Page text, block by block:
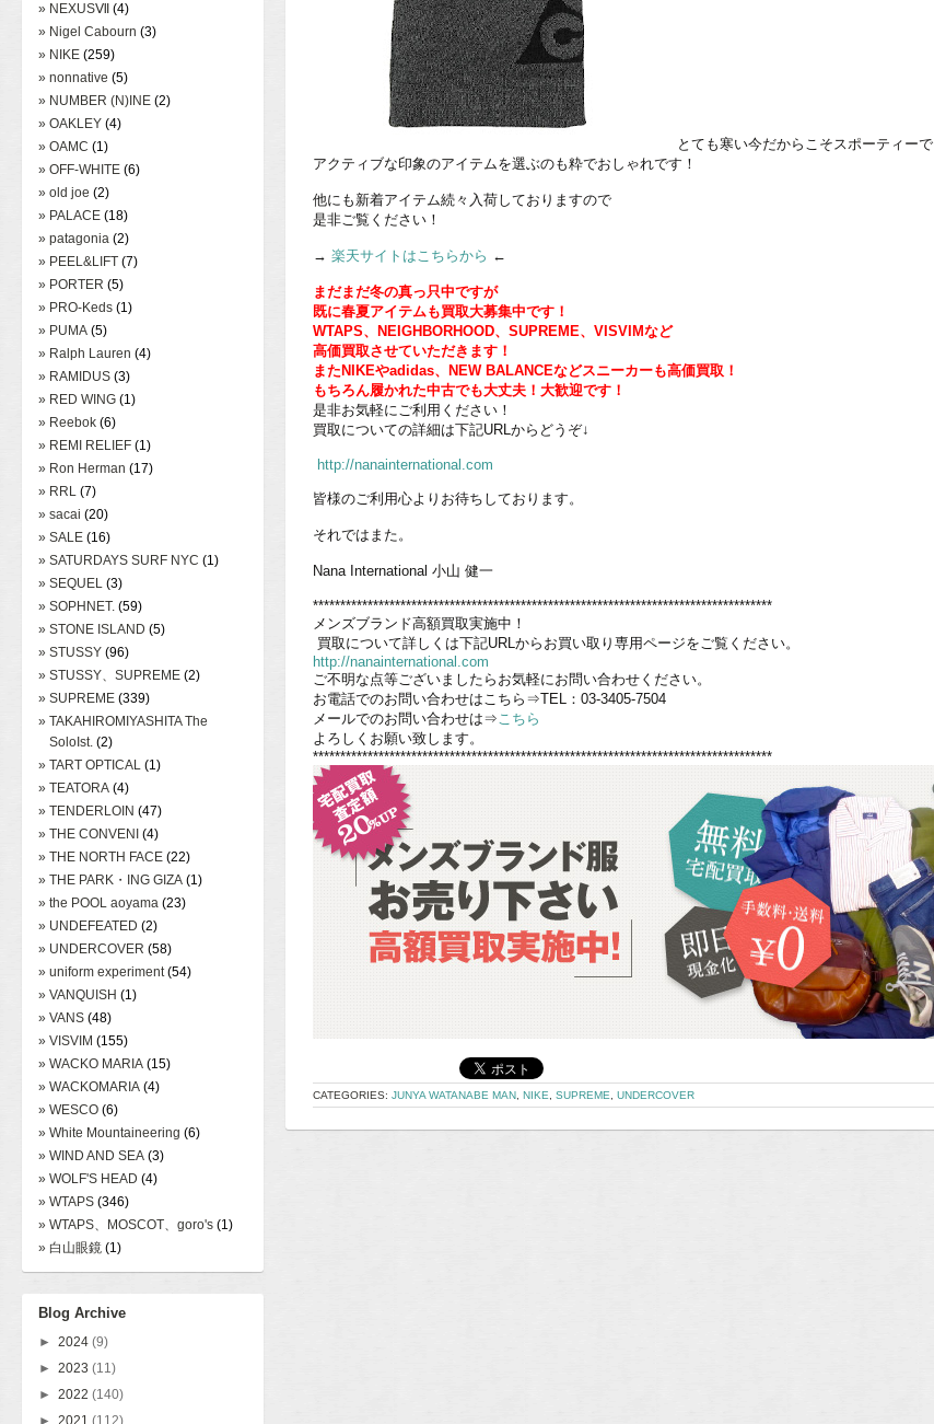
» NEXUSⅦ (4)
» Nigel Cabourn (3)
» NIKE (259)
» nonnative (5)
» NUMBER (N)INE (2)
» OAKLEY (4)
» OAMC (1)
» OFF-WHITE (6)
» old joe (2)
» PALACE (18)
» patagonia (2)
» PEEL&LIFT (7)
» PORTER (5)
» PRO-Keds (1)
» PUMA (5)
» Ralph Lauren (4)
» RAMIDUS (3)
» RED WING (1)
» Reebok (6)
» REMI RELIEF (1)
» Ron Herman (17)
» RRL (7)
» sacai (20)
» SALE (16)
» SATURDAYS SURF NYC (1)
» SEQUEL (3)
» SOPHNET. (59)
» STONE ISLAND (5)
» STUSSY (96)
» STUSSY、SUPREME (2)
» SUPREME (339)
» TAKAHIROMIYASHITA The
SoloIst. (2)
» TART OPTICAL (1)
» TEATORA (4)
» TENDERLOIN (47)
» THE CONVENI (4)
» THE NORTH FACE (22)
» THE PARK・ING GIZA (1)
» the POOL aoyama (23)
» UNDEFEATED (2)
» UNDERCOVER (58)
» uniform experiment (54)
» VANQUISH (1)
» VANS (48)
» VISVIM (155)
» WACKO MARIA (15)
» WACKOMARIA (4)
» WESCO (6)
» White Mountaineering (6)
» WIND AND SEA (3)
» WOLF'S HEAD (4)
» WTAPS (346)
» WTAPS、MOSCOT、goro's (1)
» 白山眼鏡 (1)
Blog Archive
► 2024 (9)
► 2023 (11)
► 2022 (140)
► 2021 (112)
とても寒い今だからこそスポーティーで
アクティブな印象のアイテムを選ぶのも粋でおしゃれです！
他にも新着アイテム続々入荷しておりますので
是非ご覧ください！
→ 楽天サイトはこちらから ←
まだまだ冬の真っ只中ですが
既に春夏アイテムも買取大募集中です！
WTAPS、NEIGHBORHOOD、SUPREME、VISVIMなど
高価買取させていただきます！
またNIKEやadidas、NEW BALANCEなどスニーカーも高価買取！
もちろん履かれた中古でも大丈夫！大歓迎です！
是非お気軽にご利用ください！
買取についての詳細は下記URLからどうぞ↓
http://nanainternational.com
皆様のご利用心よりお待ちしております。
それではまた。
Nana International 小山 健一
************************************************************************************
メンズブランド高額買取実施中！
買取について詳しくは下記URLからお買い取り専用ページをご覧ください。
http://nanainternational.com
ご不明な点等ございましたらお気軽にお問い合わせください。
お電話でのお問い合わせはこちら⇒TEL：03-3405-7504
メールでのお問い合わせは⇒こちら
よろしくお願い致します。
************************************************************************************
CATEGORIES: JUNYA WATANABE MAN NIKE SUPREME UNDERCOVER